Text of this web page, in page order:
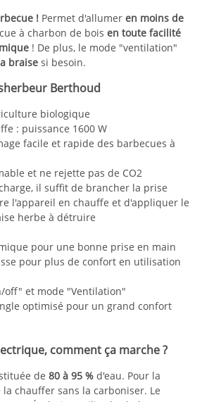
! Permet d'allumer en moins de
à charbon de bois en toute facilité
! De plus, le mode "ventilation"
braise si besoin.
Berthoud
biologique
: puissance 1600 W
facile et rapide des barbecues à
et ne rejette pas de CO2
il suffit de brancher la prise
l'appareil en chauffe et d'appliquer le
herbe à détruire
pour une bonne prise en main
pour plus de confort en utilisation
et mode "Ventilation"
optimisé pour un grand confort
comment ça marche ?
de 80 à 95 % d'eau. Pour la
chauffer sans la carboniser. Le